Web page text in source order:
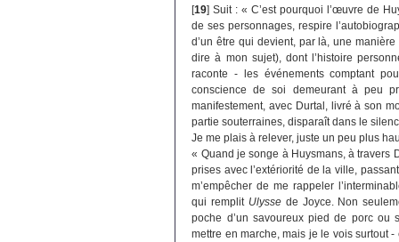
[19]Suit : « C’est pourquoi l’œuvre de
de ses personnages, respire
d’un être qui devient, par là, une manière
dire à mon sujet), dont l’histoire
raconte - les événements comptant
conscience de soi demeurant à peu
manifestement, avec Durtal, livré à son
partie souterraines, disparaît dans le
Je me plais à relever, juste un peu plus
« Quand je songe à Huysmans, à travers
prises avec l’extériorité de la ville,
m’empêcher de me rappeler
qui remplit Ulyssede Joyce. Non
poche d’un savoureux pied de porc
mettre en marche, mais je le vois surtout